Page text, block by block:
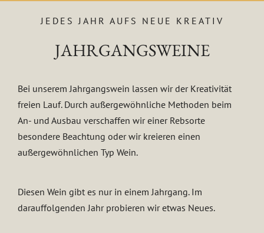
JEDES JAHR AUFS NEUE KREATIV
JAHRGANGSWEINE
Bei unserem Jahrgangswein lassen wir der Kreativität
freien Lauf. Durch außergewöhnliche Methoden beim
An- und Ausbau verschaffen wir einer Rebsorte
besondere Beachtung oder wir kreieren einen
außergewöhnlichen Typ Wein.
Diesen Wein gibt es nur in einem Jahrgang. Im
darauffolgenden Jahr probieren wir etwas Neues.